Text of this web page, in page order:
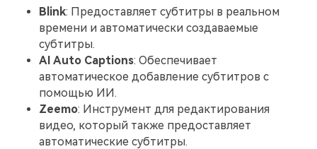
Blink: Предоставляет субтитры в реальном
времени и автоматически создаваемые
субтитры.
AI Auto Captions: Обеспечивает
автоматическое добавление субтитров с
помощью ИИ.
Zeemo: Инструмент для редактирования
видео, который также предоставляет
автоматические субтитры.